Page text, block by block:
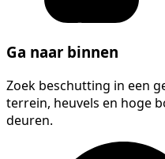
Ga naar binnen
Zoek beschutting in een
terrein, heuvels en hoge
deuren.